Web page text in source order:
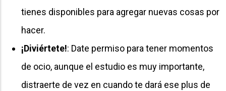
tienes disponibles para agregar nuevas cosas por
hacer.
¡Diviértete!: Date permiso para tener momentos
de ocio, aunque el estudio es muy importante,
distraerte de vez en cuando te dará ese plus de